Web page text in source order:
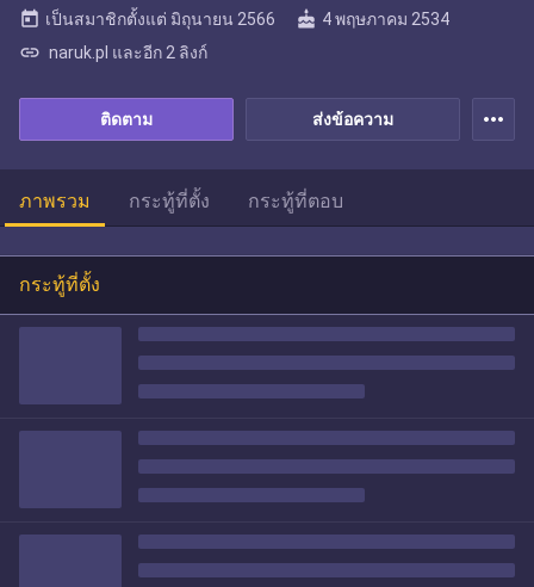
ส่งข้อความ
ติดตาม
today เป็นสมาชิกตั้งแต่ มิถุนายน 2566 cake 4 พฤษภาคม 2534
link naruk.pl และอีก 2 ลิงก์
more_horiz
ภาพรวม กระทู้ที่ตั้ง กระทู้ที่ตอบ
กระทู้ที่ตั้ง